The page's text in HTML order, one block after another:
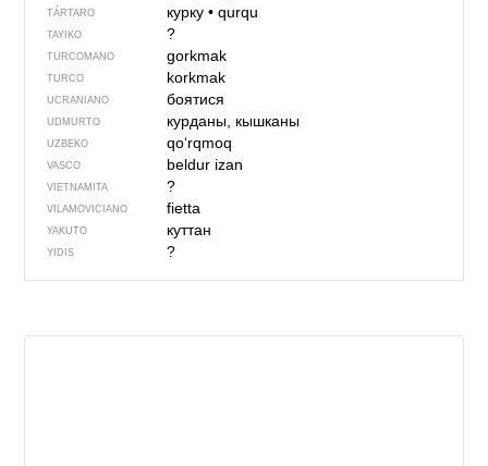
TÁRTARO курку• qurqu
TAYIKO ?
TURCOMANO gorkmak
TURCO korkmak
UCRANIANO боятися
UDMURTO курданы, кышканы
UZBEKO qo‘rqmoq
VASCO beldur izan
VIETNAMITA ?
VILAMOVICIANO fietta
YAKUTO куттан
YIDIS ?